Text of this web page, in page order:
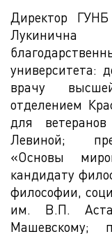
Директор ГУНБ
университета:
врачу
отделением
для
Левиной;
«Основы
кандидату
философии,
им. В.П.
Машевскому;